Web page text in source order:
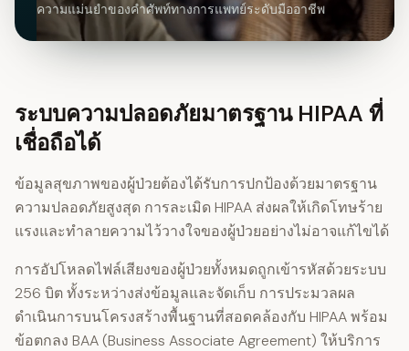
ความแม่นยำของคำศัพท์ทางการแพทย์ระดับมืออาชีพ
ระบบความปลอดภัยมาตรฐาน HIPAA ที่
เชื่อถือได้
ข้อมูลสุขภาพของผู้ป่วยต้องได้รับการปกป้องด้วยมาตรฐาน
ความปลอดภัยสูงสุด การละเมิด HIPAA ส่งผลให้เกิดโทษร้าย
แรงและทำลายความไว้วางใจของผู้ป่วยอย่างไม่อาจแก้ไขได้
การอัปโหลดไฟล์เสียงของผู้ป่วยทั้งหมดถูกเข้ารหัสด้วยระบบ
256 บิต ทั้งระหว่างส่งข้อมูลและจัดเก็บ การประมวลผล
ดำเนินการบนโครงสร้างพื้นฐานที่สอดคล้องกับ HIPAA พร้อม
ข้อตกลง BAA (Business Associate Agreement) ให้บริการ